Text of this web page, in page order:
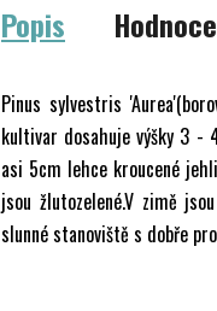
Popis
Pinus sylvestris
kultivar dosahuje výšky 3 -
asi 5cm lehce kroucené
jsou žlutozelené.V zimě
slunné stanoviště s dobře